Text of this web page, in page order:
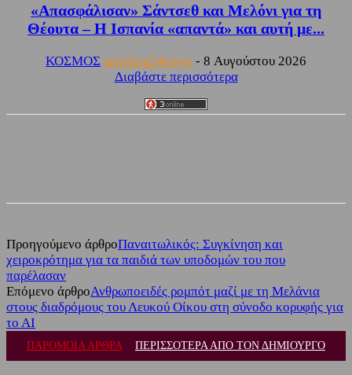
«Απασφάλισαν» Σάντσεθ και Μελόνι για τη
Θέουτα – Η Ισπανία «απαντά» και αυτή με...
ΚΟΣΜΟΣ sporting24news - 8 Αυγούστου 2026
Διαβάστε περισσότερα
Προηγούμενο άρθροΠαναιτωλικός: Συγκίνηση και
χειροκρότημα για τα παιδιά των υποδομών του που
παρέλασαν
Επόμενο άρθροΑνθρωποειδές ρομπότ μαζί με τη Μελάνια
στους διαδρόμους του Λευκού Οίκου στη σύνοδο κορυφής για
το ΑΙ
ΠΑΡΟΜΟΙΑ ΑΡΘΡΑ ΠΕΡΙΣΣΟΤΕΡΑ ΑΠΟ ΤΟΝ ΔΗΜΙΟΥΡΓΟ